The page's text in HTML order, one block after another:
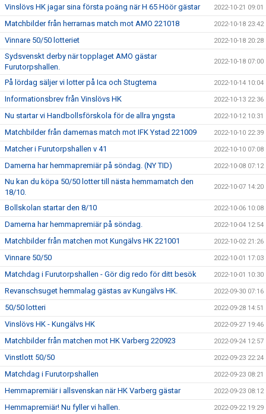
Vinslövs HK jagar sina första poäng när H 65 Höör gästar 2022-10-21 09:01
Matchbilder från herrarnas match mot AMO 221018 2022-10-18 23:42
Vinnare 50/50 lotteriet 2022-10-18 20:28
Sydsvenskt derby när topplaget AMO gästar
Furutorpshallen.
2022-10-18 07:00
På lördag säljer vi lotter på Ica och Stugtema 2022-10-14 10:04
Informationsbrev från Vinslövs HK 2022-10-13 22:36
Nu startar vi Handbollsförskola för de allra yngsta 2022-10-12 10:31
Matchbilder från damernas match mot IFK Ystad 221009 2022-10-10 22:39
Matcher i Furutorpshallen v 41 2022-10-10 07:08
Damerna har hemmapremiär på söndag. (NY TID) 2022-10-08 07:12
Nu kan du köpa 50/50 lotter till nästa hemmamatch den
18/10.
2022-10-07 14:20
Bollskolan startar den 8/10 2022-10-06 10:08
Damerna har hemmapremiär på söndag. 2022-10-04 12:54
Matchbilder från matchen mot Kungälvs HK 221001 2022-10-02 21:26
Vinnare 50/50 2022-10-01 17:03
Matchdag i Furutorpshallen - Gör dig redo för ditt besök 2022-10-01 10:30
Revanschsuget hemmalag gästas av Kungälvs HK. 2022-09-30 07:16
50/50 lotteri 2022-09-28 14:51
Vinslövs HK - Kungälvs HK 2022-09-27 19:46
Matchbilder från matchen mot HK Varberg 220923 2022-09-24 12:57
Vinstlott 50/50 2022-09-23 22:24
Matchdag i Furutorpshallen 2022-09-23 08:21
Hemmapremiär i allsvenskan när HK Varberg gästar 2022-09-23 08:12
Hemmapremiär! Nu fyller vi hallen. 2022-09-22 19:29